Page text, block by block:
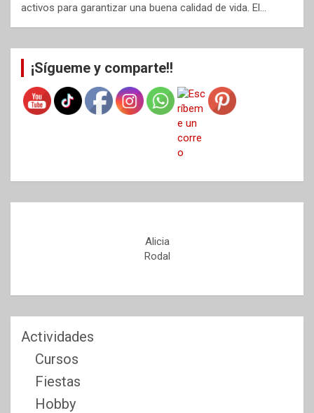
activos para garantizar una buena calidad de vida. El…
¡Sígueme y comparte!!
Alicia
Rodal
Actividades
Cursos
Fiestas
Hobby